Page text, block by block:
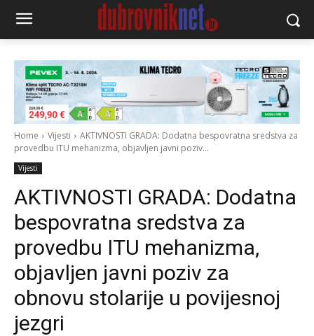
Home Vijesti
AKTIVNOSTI GRADA: Dodatna bespovratna sredstva za
provedbu ITU mehanizma, objavljen javni poziv...
Vijesti
AKTIVNOSTI GRADA: Dodatna
bespovratna sredstva za
provedbu ITU mehanizma,
objavljen javni poziv za
obnovu stolarije u povijesnoj
jezgri